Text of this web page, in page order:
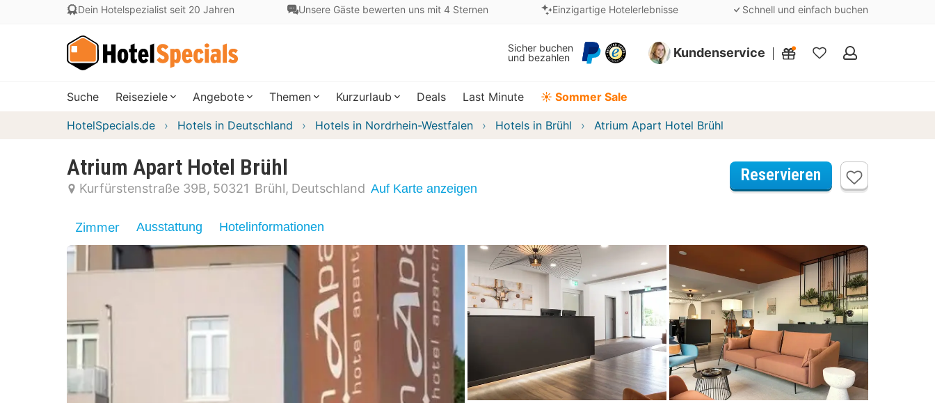
Dein Hotelspezialist seit 20 Jahren Unsere Gäste bewerten uns mit 4 Sternen Einzigartige Hotelerlebnisse Schnell und einfach buchen
Sicher buchen
und bezahlen
Kundenservice
Meine
Suche Reiseziele Angebote Themen Kurzurlaub Deals Last Minute ☀️ Sommer Sale
HotelSpecials.de Hotels in Deutschland Hotels in Nordrhein-Westfalen Hotels in Brühl Atrium Apart Hotel Brühl
Atrium Apart Hotel Brühl
Kurfürstenstraße 39B 50321 Brühl Deutschland Auf Karte anzeigen
Reservieren
Zimmer Ausstattung Hotelinformationen